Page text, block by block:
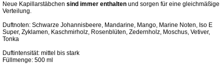
Neue Kapillarstäbchen sind immer enthalten und sorgen für eine gleichmäßige
Verteilung.
Duftnoten: Schwarze Johannisbeere, Mandarine, Mango, Marine Noten, Iso E
Super, Zyklamen, Kaschmirholz, Rosenblüten, Zedernholz, Moschus, Vetiver,
Tonka
Duftintensität: mittel bis stark
Füllmenge: 500 ml